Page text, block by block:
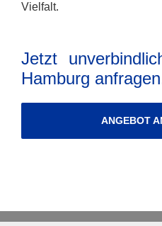
Vielfalt.
Jetzt
Hamburg
ANGEBOT